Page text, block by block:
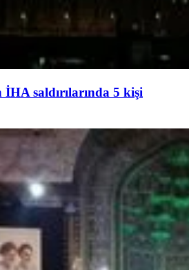
saldırılarında 5 kişi